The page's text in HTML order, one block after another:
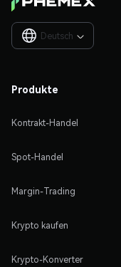
Deutsch 
Produkte
Kontrakt-Handel
Spot-Handel
Margin-Trading
Krypto kaufen
Krypto-Konverter